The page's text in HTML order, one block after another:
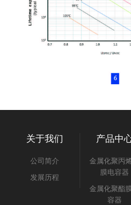
关于我们
公司简介
发展历程
产品中
金属化聚丙
膜电容器
金属化聚酯
容器